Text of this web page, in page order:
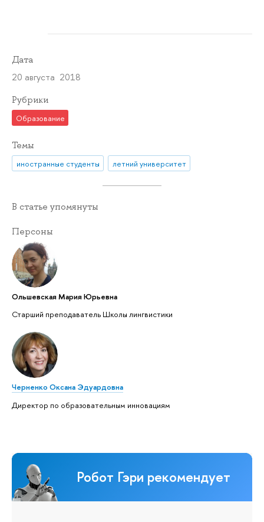
Дата
20 августа 2018
Рубрики
Образование
Темы
иностранные студенты летний университет
В статье упомянуты
Персоны
Ольшевская Мария Юрьевна
Старший преподаватель Школы лингвистики
Черненко Оксана Эдуардовна
Директор по образовательным инновациям
Робот Гэри рекомендует